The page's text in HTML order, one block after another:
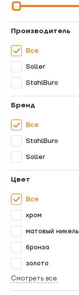
Производитель
Все
Soller
StahlBuro
Бренд
Все
StahlBuro
Soller
Цвет
Все
хром
матовый никель
бронза
золото
Смотреть все